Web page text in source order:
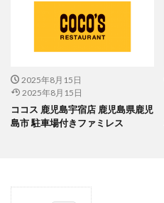
2025年8月15日
2025年8月15日
ココス 鹿児島宇宿店 鹿児島県鹿児
島市 駐車場付きファミレス